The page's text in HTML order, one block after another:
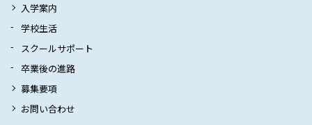
入学案内
学校生活
スクールサポート
卒業後の進路
募集要項
お問い合わせ